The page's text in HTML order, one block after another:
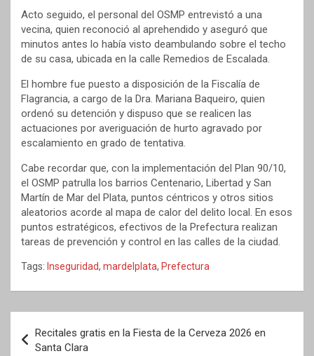
Acto seguido, el personal del OSMP entrevistó a una
vecina, quien reconoció al aprehendido y aseguró que
minutos antes lo había visto deambulando sobre el techo
de su casa, ubicada en la calle Remedios de Escalada.
El hombre fue puesto a disposición de la Fiscalía de
Flagrancia, a cargo de la Dra. Mariana Baqueiro, quien
ordenó su detención y dispuso que se realicen las
actuaciones por averiguación de hurto agravado por
escalamiento en grado de tentativa.
Cabe recordar que, con la implementación del Plan 90/10,
el OSMP patrulla los barrios Centenario, Libertad y San
Martín de Mar del Plata, puntos céntricos y otros sitios
aleatorios acorde al mapa de calor del delito local. En esos
puntos estratégicos, efectivos de la Prefectura realizan
tareas de prevención y control en las calles de la ciudad.
Tags: Inseguridad, mardelplata, Prefectura
de
Recitales gratis en la Fiesta de la Cerveza 2026 en
Santa Clara